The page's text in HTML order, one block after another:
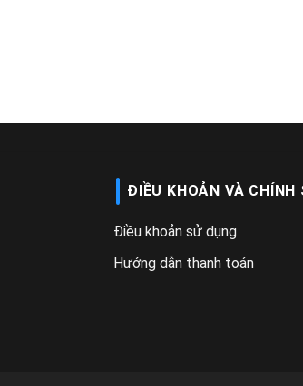
ĐIỀU KHOẢN VÀ CHÍNH
Điều khoản sử dụng
Hướng dẫn thanh toán